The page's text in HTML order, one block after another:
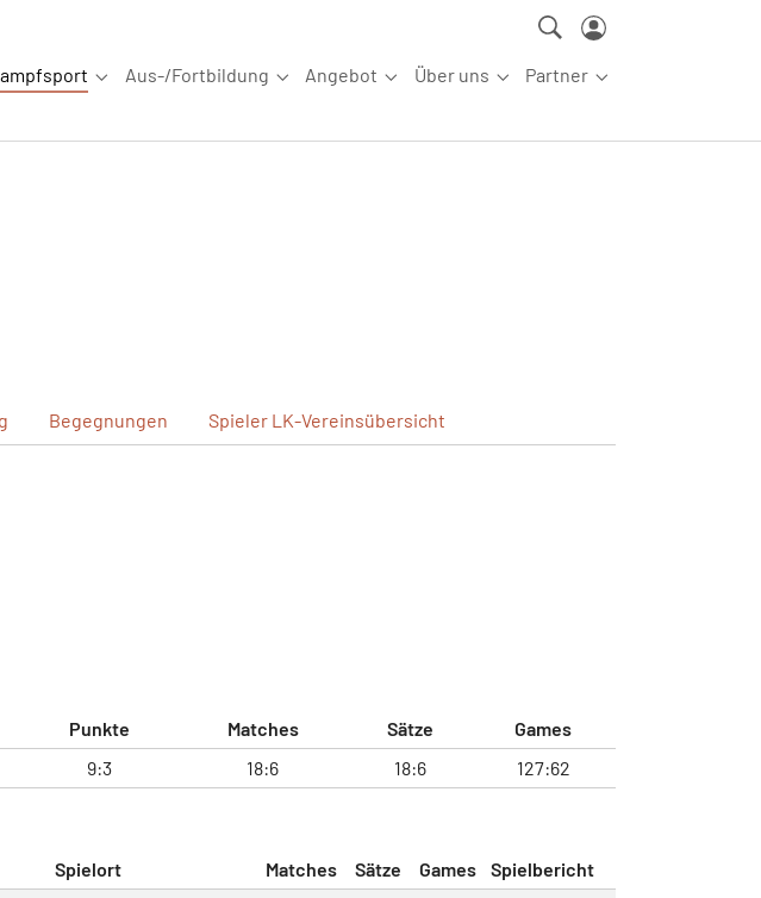
for "Blog" Submenu for "Wettkampfsport"
Aus-/Fortbildung
Submenu for "Aus-/Fortbildung"
Angebot
Submenu for "Angebot"
Über uns
Submenu for "Über uns"
Partner
Submenu for
Begegnungen Spieler LK-Vereinsübersicht
Punkte Matches Sätze
Games
9:3 18:6 18:6 127:62
Spielort Matches Sätze Games
Spielbericht